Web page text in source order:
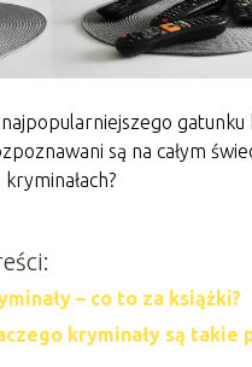
gatunku
są na całym
– co to za książki?
kryminały są takie